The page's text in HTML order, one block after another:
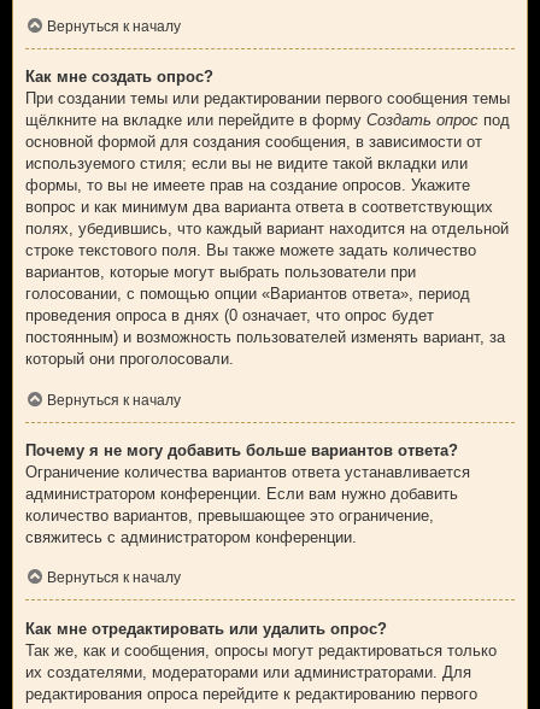
Вернуться к началу
Как мне создать опрос?
При создании темы или редактировании первого сообщения темы
щёлкните на вкладке или перейдите в форму Создать опрос под
основной формой для создания сообщения, в зависимости от
используемого стиля; если вы не видите такой вкладки или
формы, то вы не имеете прав на создание опросов. Укажите
вопрос и как минимум два варианта ответа в соответствующих
полях, убедившись, что каждый вариант находится на отдельной
строке текстового поля. Вы также можете задать количество
вариантов, которые могут выбрать пользователи при
голосовании, с помощью опции «Вариантов ответа», период
проведения опроса в днях (0 означает, что опрос будет
постоянным) и возможность пользователей изменять вариант, за
который они проголосовали.
Вернуться к началу
Почему я не могу добавить больше вариантов ответа?
Ограничение количества вариантов ответа устанавливается
администратором конференции. Если вам нужно добавить
количество вариантов, превышающее это ограничение,
свяжитесь с администратором конференции.
Вернуться к началу
Как мне отредактировать или удалить опрос?
Так же, как и сообщения, опросы могут редактироваться только
их создателями, модераторами или администраторами. Для
редактирования опроса перейдите к редактированию первого